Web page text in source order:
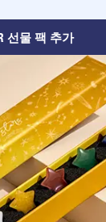
선물 팩 추가